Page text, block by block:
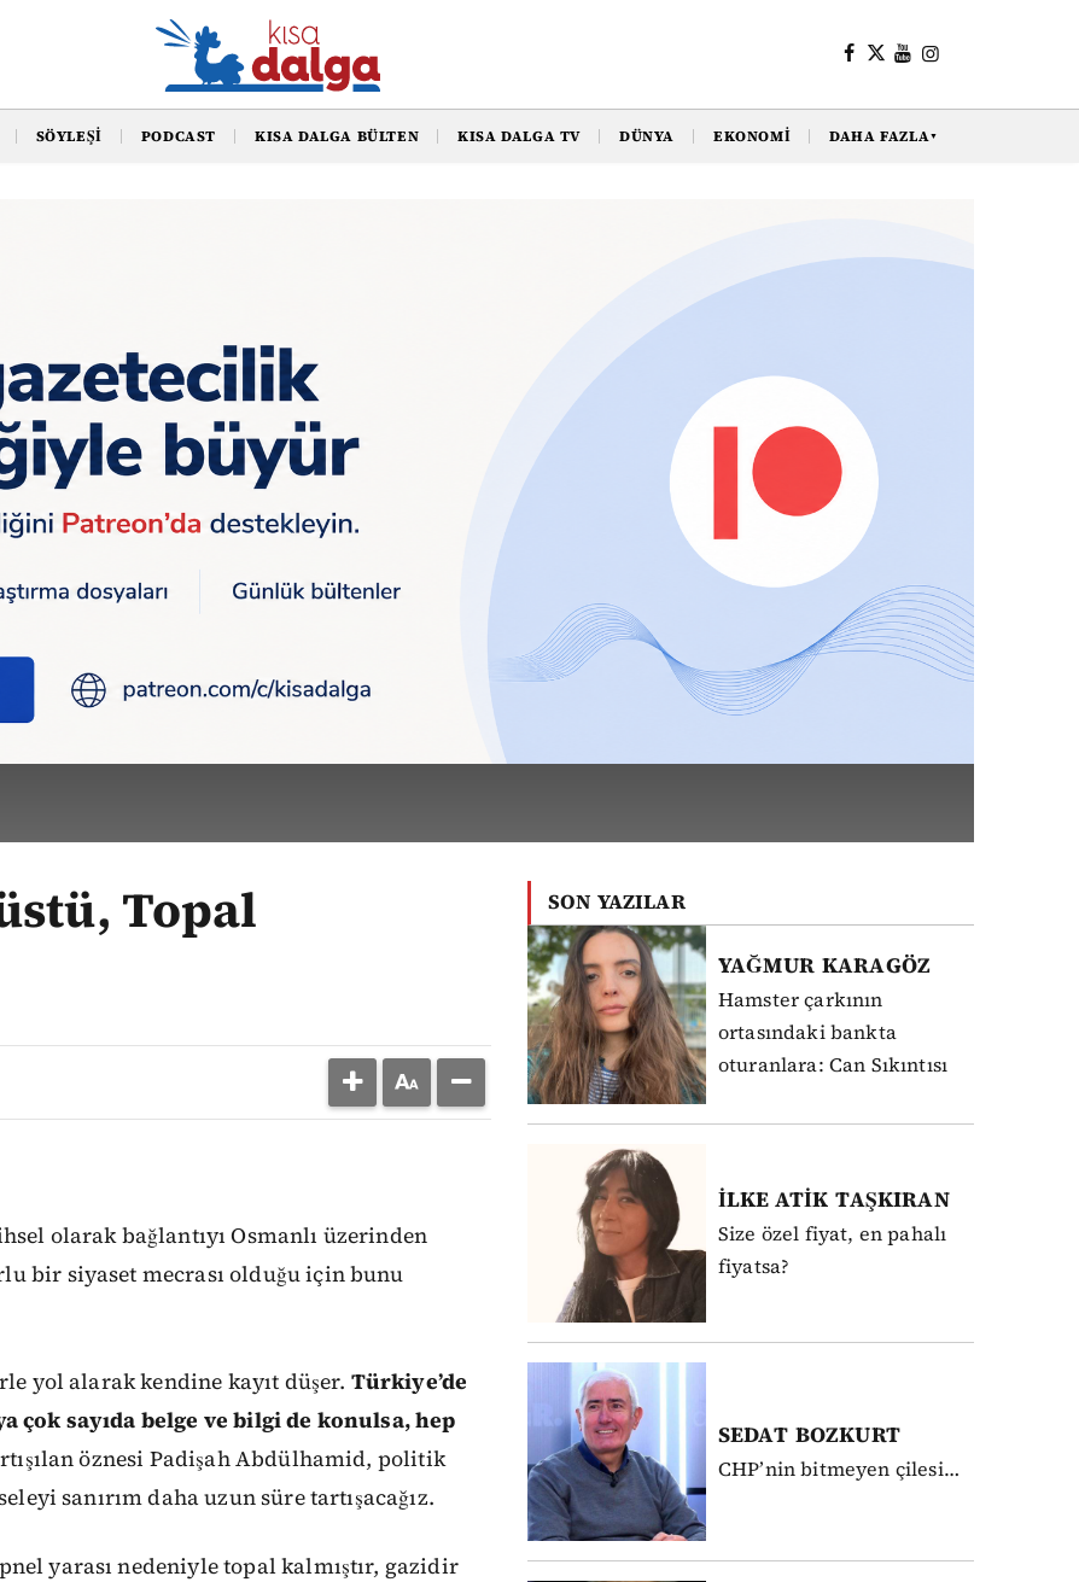
SÖYLEŞI PODCAST KISA DALGA BÜLTEN KISA DALGA TV DÜNYA EKONOMI DAHA FAZLA▼
Topal
olarak bağlantıyı Osmanlı üzerinden
bir siyaset mecrası olduğu için bunu
yol alarak kendine kayıt düşer. Türkiye’de
çok sayıda belge ve bilgi de konulsa, hep
öznesi Padişah Abdülhamid, politik
sanırım daha uzun süre tartışacağız.
yarası nedeniyle topal kalmıştır, gazidir
SON YAZILAR
YAĞMUR KARAGÖZ
Hamster çarkının
ortasındaki bankta
oturanlara: Can Sıkıntısı
İLKE ATİK TAŞKIRAN
Size özel fiyat, en pahalı
fiyatsa?
SEDAT BOZKURT
CHP’nin bitmeyen çilesi…